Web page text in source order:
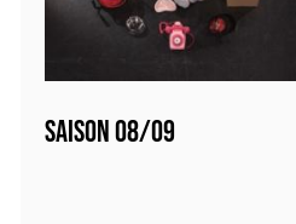
SAISON 08/09